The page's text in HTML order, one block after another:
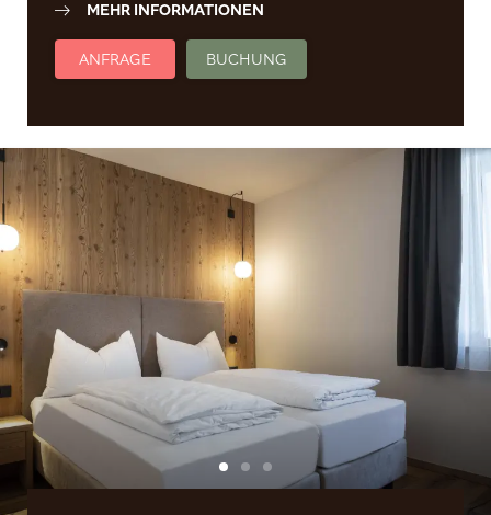
MEHR INFORMATIONEN
ANFRAGE BUCHUNG